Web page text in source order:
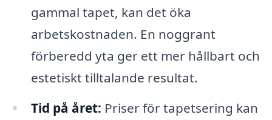
gammal tapet, kan det öka
arbetskostnaden. En noggrant
förberedd yta ger ett mer hållbart och
estetiskt tilltalande resultat.
Tid på året: Priser för tapetsering kan